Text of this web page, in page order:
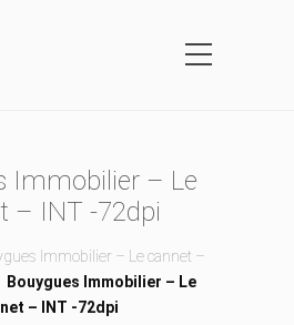
Immobilier – Le
– INT -72dpi
Immobilier – Le cannet –
Bouygues Immobilier – Le
– INT -72dpi